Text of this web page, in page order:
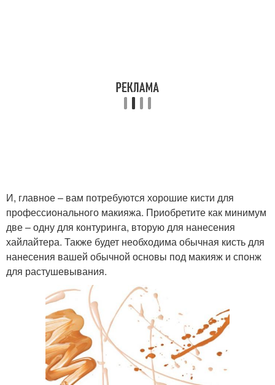
И, главное – вам потребуются хорошие кисти для
профессионального макияжа. Приобретите как минимум
две – одну для контуринга, вторую для нанесения
хайлайтера. Также будет необходима обычная кисть для
нанесения вашей обычной основы под макияж и спонж
для растушевывания.